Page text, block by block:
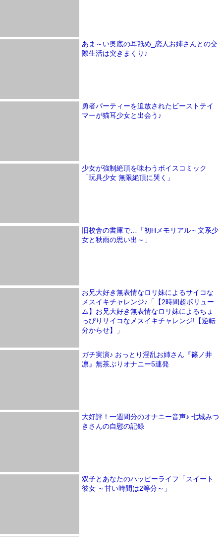
あま～い奥底の耳舐め_恋人お姉さんとの交
際生活は突きまくり♪
勇者パーティーを追放されたビーストテイ
マーが猫耳少女と出会う♪
少女が強制絶頂を味わうボイスコミック
「玩具少女 無限絶頂に哭く」
旧校舎の書庫で…「初Hメモリアル～文系少
女と秋雨の思い出～」
お兄大好き無表情なロリ妹によるサイコな
メスイキチャレンジ♪「【2時間超ボリュー
ム】お兄大好き無表情なロリ妹によるちょ
っぴりサイコなメスイキチャレンジ!【逆転
分からせ】」
ガチ実演♪ おっとり淫乱お姉さん『篠ノ井
凛』無茶ぶりオナニー5連発
大好評！一週間分のオナニー音声♪ 七城みつ
きさんの自慰の記録
双子とあなたのハッピーライフ「スイート
彼女 ～甘い時間は2等分～」